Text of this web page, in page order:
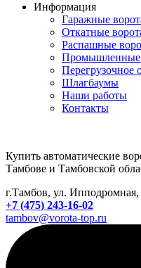
Информация
Гаражные
Откатные
Распашные
Промышленные
Перегрузочное
Шлагбаумы
Наши работы
Контакты
Купить автоматические
Тамбове и Тамбовской
г.Тамбов, ул. Ипподромная,
+7 (475) 243-16-02
tambov@vorota-top.ru